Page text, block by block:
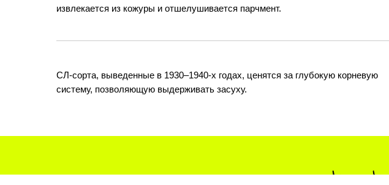
извлекается из кожуры и отшелушивается парчмент.
СЛ-сорта, выведенные в 1930–1940-х годах, ценятся за глубокую корневую
систему, позволяющую выдерживать засуху.